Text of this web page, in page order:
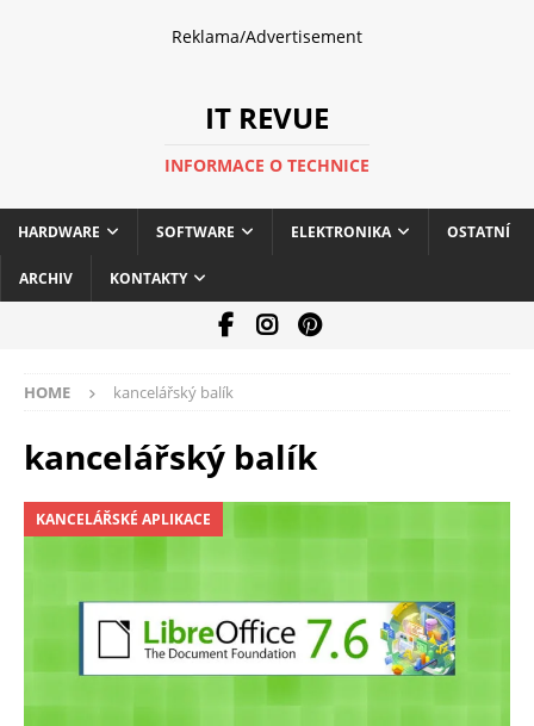
Reklama/Advertisement
IT REVUE
INFORMACE O TECHNICE
HARDWARE SOFTWARE ELEKTRONIKA OSTATNÍ
ARCHIV KONTAKTY
HOME kancelářský balík
kancelářský balík
KANCELÁŘSKÉ APLIKACE